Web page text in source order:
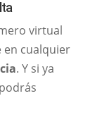
virtual
en cualquier
. Y si ya